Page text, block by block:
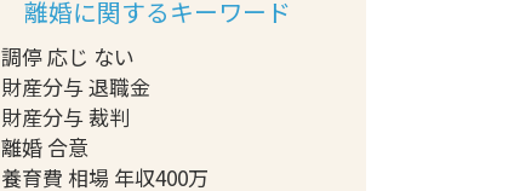
離婚に関するキーワード
調停 応じ ない
財産分与 退職金
財産分与 裁判
離婚 合意
養育費 相場 年収400万